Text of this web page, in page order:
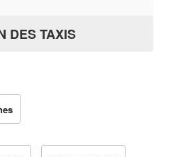
DES TAXIS